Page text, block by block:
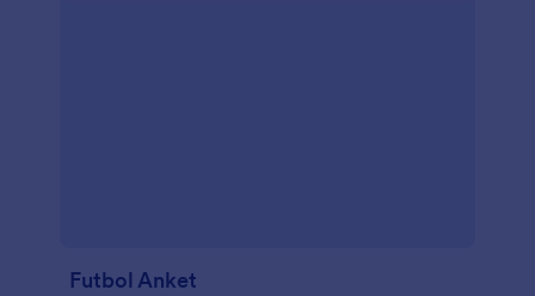
Futbol Anket